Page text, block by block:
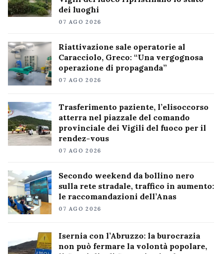
dei luoghi
07 AGO 2026
Riattivazione sale operatorie al
Caracciolo, Greco: “Una vergognosa
operazione di propaganda”
07 AGO 2026
Trasferimento paziente, l’elisoccorso
atterra nel piazzale del comando
provinciale dei Vigili del fuoco per il
rendez-vous
07 AGO 2026
Secondo weekend da bollino nero
sulla rete stradale, traffico in aumento:
le raccomandazioni dell’Anas
07 AGO 2026
Isernia con l’Abruzzo: la burocrazia
non può fermare la volontà popolare,